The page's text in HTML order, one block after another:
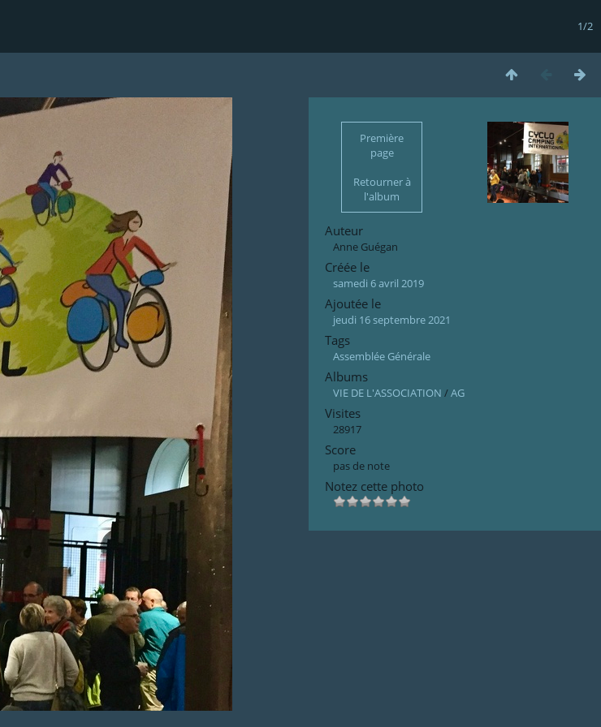
1/2
Première
page
Retourner à
l'album
Auteur
Anne Guégan
Créée le
samedi 6 avril 2019
Ajoutée le
jeudi 16 septembre 2021
Tags
Assemblée Générale
Albums
VIE DE L'ASSOCIATION /AG
Visites
28917
Score
pas de note
Notez cette photo